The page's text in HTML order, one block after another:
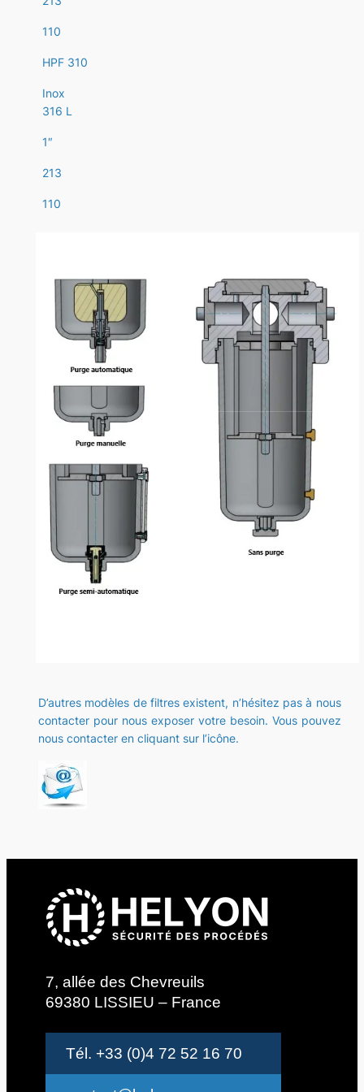
110
HPF 310
Inox
316 L
1″
213
110
D’autres modèles de filtres existent, n’hésitez pas à nous
contacter pour nous exposer votre besoin. Vous pouvez
nous contacter en cliquant sur l’icône.
7, allée des Chevreuils
69380 LISSIEU – France
Tél. +33 (0)4 72 52 16 70